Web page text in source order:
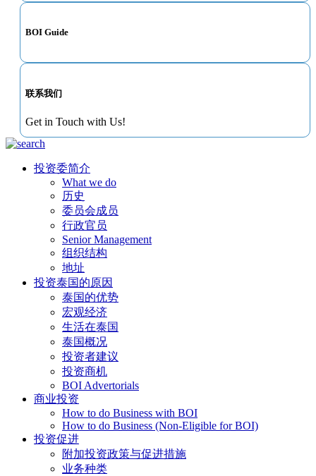
BOI Guide
联系我们
Get in Touch with Us!
投资委简介
What we do
历史
委员会成员
行政官员
Senior Management
组织结构
地址
投资泰国的原因
泰国的优势
宏观经济
生活在泰国
泰国概况
投资者建议
投资商机
BOI Advertorials
商业投资
How to do Business with BOI
How to do Business (Non-Eligible for BOI)
投资促进
附加投资政策与促进措施
业务种类